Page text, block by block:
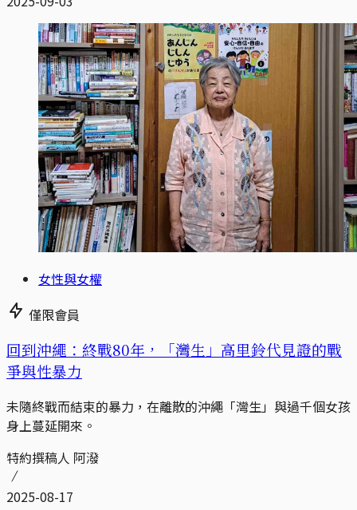
女性與女權
僅限會員
回到沖繩：終戰80年，「灣生」高里鈴代見證的戰
爭與性暴力
未隨終戰而結束的暴力，在離散的沖繩「灣生」與過千個女孩
身上蔓延開來。
特約撰稿人 阿潑
2025-08-17